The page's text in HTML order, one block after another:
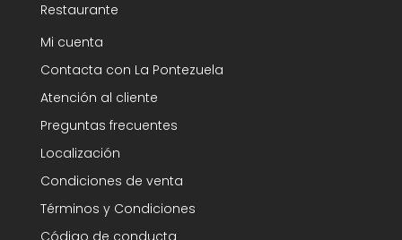
Restaurante
Mi cuenta
Contacta con La Pontezuela
Atención al cliente
Preguntas frecuentes
Localización
Condiciones de venta
Términos y Condiciones